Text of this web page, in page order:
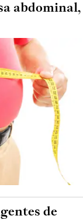
abdominal,
de